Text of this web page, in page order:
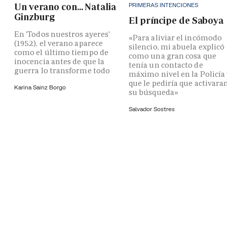
Un verano con... Natalia
Ginzburg
En 'Todos nuestros ayeres'
(1952), el verano aparece
como el último tiempo de
inocencia antes de que la
guerra lo transforme todo
Karina Sainz Borgo
PRIMERAS INTENCIONES
El príncipe de Saboya
«Para aliviar el incómodo
silencio, mi abuela explicó
como una gran cosa que
tenía un contacto de
máximo nivel en la Policía
que le pediría que
su búsqueda»
Salvador Sostres